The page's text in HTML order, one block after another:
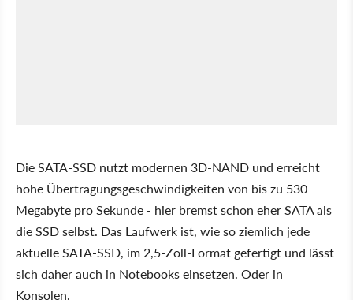
Die SATA-SSD nutzt modernen 3D-NAND und erreicht
hohe Übertragungsgeschwindigkeiten von bis zu 530
Megabyte pro Sekunde - hier bremst schon eher SATA als
die SSD selbst. Das Laufwerk ist, wie so ziemlich jede
aktuelle SATA-SSD, im 2,5-Zoll-Format gefertigt und lässt
sich daher auch in Notebooks einsetzen. Oder in
Konsolen.